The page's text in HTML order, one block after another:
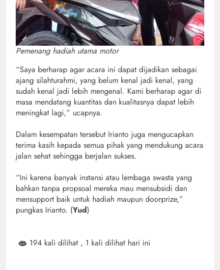
Pemenang hadiah utama motor
“Saya berharap agar acara ini dapat dijadikan sebagai
ajang silahturahmi, yang belum kenal jadi kenal, yang
sudah kenal jadi lebih mengenal. Kami berharap agar di
masa mendatang kuantitas dan kualitasnya dapat lebih
meningkat lagi,” ucapnya.
Dalam kesempatan tersebut Irianto juga mengucapkan
terima kasih kepada semua pihak yang mendukung acara
jalan sehat sehingga berjalan sukses.
“Ini karena banyak instansi atau lembaga swasta yang
bahkan tanpa propsoal mereka mau mensubsidi dan
mensupport baik untuk hadiah maupun doorprize,”
pungkas Irianto. (Yud)
194 kali dilihat , 1 kali dilihat hari ini